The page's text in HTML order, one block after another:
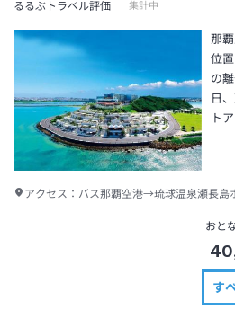
るるぶトラベル評価
集計中
那
位
の
日
ト
アクセス： バス那覇空港→琉球温泉瀬長
おと
す